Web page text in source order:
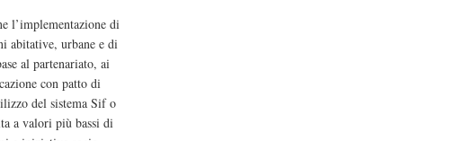
l’implementazione di
abitative, urbane e di
al partenariato, ai
con patto di
del sistema Sif o
a valori più bassi di